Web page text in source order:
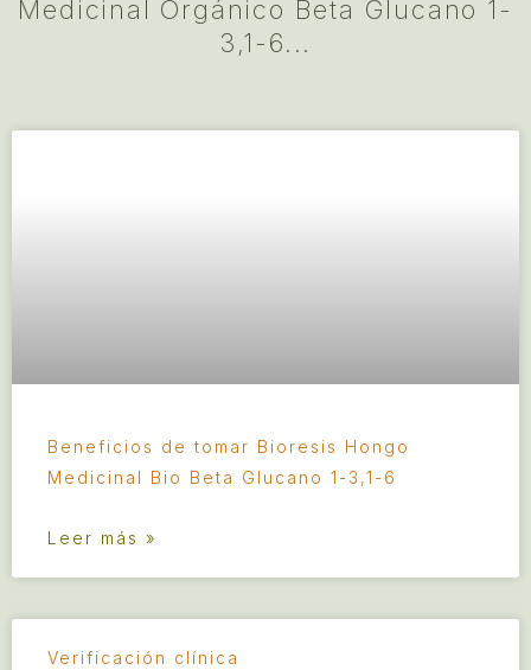
Medicinal Orgánico Beta Glucano 1-
3,1-6...
Beneficios de tomar Bioresis Hongo
Medicinal Bio Beta Glucano 1-3,1-6
Leer más »
Verificación clínica